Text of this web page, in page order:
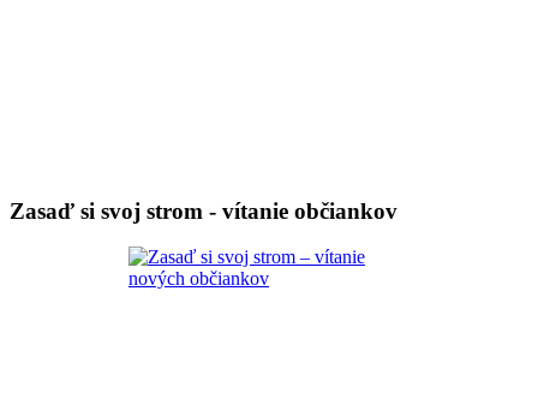
Zasaď si svoj strom - vítanie občiankov